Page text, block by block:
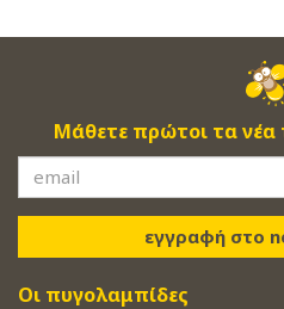
Μάθετε πρώτοι τα
εγγραφή στο
Οι πυγολαμπίδες